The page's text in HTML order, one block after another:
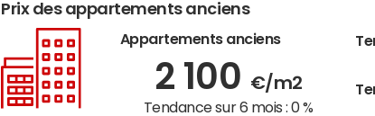
Prix des appartements anciens
Appartements anciens
2 100 €/m2
Tendance sur 6 mois :0 %